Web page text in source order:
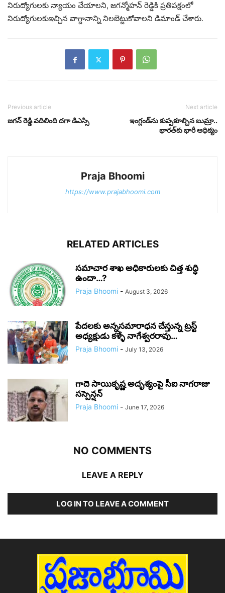
నిరుద్యోగులకు న్యాయం చేయాలని, జగన్మోహన్ రెడ్డికి ప్రతిపక్షంలో
నిరుద్యోగులకుఇచ్చిన వాగ్దానాన్ని నిలబెట్టుకోవాలని డిమాండ్ చేశారు.
Previous article
జగన్ రెడ్డి వదిలింది దగా డిఎస్సి
Next article
ఇంగ్లండ్‍ను కుప్పకూల్చిన బుమ్రా..
భారత్‍కు భారీ ఆధిక్యం
Praja Bhoomi
https://www.prajabhoomi.com
RELATED ARTICLES
సమాచార శాఖ అధికారులకు చిత్త శుద్ధి
ఉందా…?
Praja Bhoomi - August 3, 2026
పేదలకు అన్నసమారాధన చేస్తున్న ట్రస్ట్
అధ్యక్షుడు కళ్ళే నాగేశ్వరరావు…
Praja Bhoomi - July 13, 2026
గాదె సాయికృష్ణ అదృశ్యంపై సీఐ నాగరాజు
సస్పెన్షన్
Praja Bhoomi - June 17, 2026
NO COMMENTS
LEAVE A REPLY
LOG IN TO LEAVE A COMMENT